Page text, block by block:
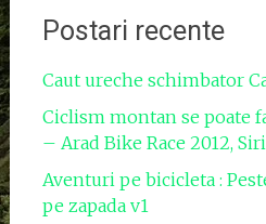
Postari recente
Caut ureche schimbator
Ciclism montan se poate
– Arad Bike Race 2012,
Aventuri pe bicicleta :
pe zapada v1